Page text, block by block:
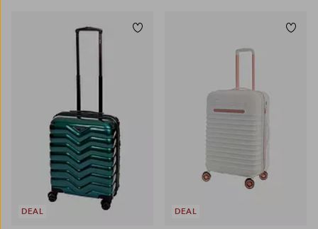
DEAL
Lisää suosikkeihin
DEAL